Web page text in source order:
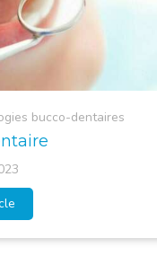
bucco-dentaires